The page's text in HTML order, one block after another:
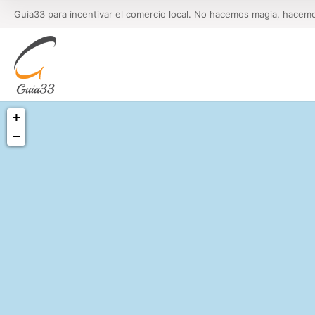
Guia33 para incentivar el comercio local. No hacemos magia,
+
−